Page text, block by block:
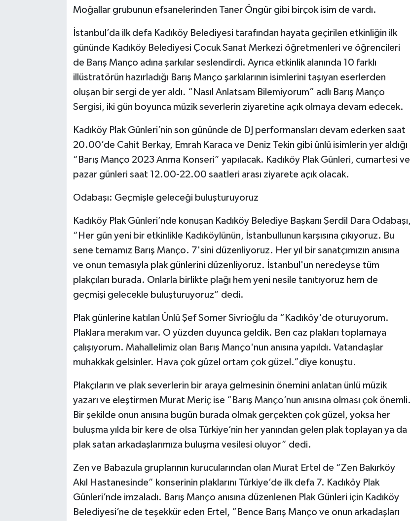
Moğallar grubunun efsanelerinden Taner Öngür gibi birçok isim de vardı.
İstanbul’da ilk defa Kadıköy Belediyesi tarafından hayata geçirilen etkinliğin ilk
gününde Kadıköy Belediyesi Çocuk Sanat Merkezi öğretmenleri ve öğrencileri
de Barış Manço adına şarkılar seslendirdi. Ayrıca etkinlik alanında 10 farklı
illüstratörün hazırladığı Barış Manço şarkılarının isimlerini taşıyan eserlerden
oluşan bir sergi de yer aldı. “Nasıl Anlatsam Bilemiyorum” adlı Barış Manço
Sergisi, iki gün boyunca müzik severlerin ziyaretine açık olmaya devam edecek.
Kadıköy Plak Günleri’nin son gününde de DJ performansları devam ederken saat
20.00’de Cahit Berkay, Emrah Karaca ve Deniz Tekin gibi ünlü isimlerin yer aldığı
“Barış Manço 2023 Anma Konseri” yapılacak. Kadıköy Plak Günleri, cumartesi ve
pazar günleri saat 12.00-22.00 saatleri arası ziyarete açık olacak.
Odabaşı: Geçmişle geleceği buluşturuyoruz
Kadıköy Plak Günleri’nde konuşan Kadıköy Belediye Başkanı Şerdil Dara Odabaşı,
“Her gün yeni bir etkinlikle Kadıköylünün, İstanbullunun karşısına çıkıyoruz. Bu
sene temamız Barış Manço. 7'sini düzenliyoruz. Her yıl bir sanatçımızın anısına
ve onun temasıyla plak günlerini düzenliyoruz. İstanbul'un neredeyse tüm
plakçıları burada. Onlarla birlikte plağı hem yeni nesile tanıtıyoruz hem de
geçmişi gelecekle buluşturuyoruz” dedi.
Plak günlerine katılan Ünlü Şef Somer Sivrioğlu da “Kadıköy'de oturuyorum.
Plaklara merakım var. O yüzden duyunca geldik. Ben caz plakları toplamaya
çalışıyorum. Mahallelimiz olan Barış Manço'nun anısına yapıldı. Vatandaşlar
muhakkak gelsinler. Hava çok güzel ortam çok güzel.”diye konuştu.
Plakçıların ve plak severlerin bir araya gelmesinin önemini anlatan ünlü müzik
yazarı ve eleştirmen Murat Meriç ise “Barış Manço’nun anısına olması çok önemli.
Bir şekilde onun anısına bugün burada olmak gerçekten çok güzel, yoksa her
buluşma yılda bir kere de olsa Türkiye’nin her yanından gelen plak toplayan ya da
plak satan arkadaşlarımıza buluşma vesilesi oluyor” dedi.
Zen ve Babazula gruplarının kurucularından olan Murat Ertel de “Zen Bakırköy
Akıl Hastanesinde” konserinin plaklarını Türkiye’de ilk defa 7. Kadıköy Plak
Günleri’nde imzaladı. Barış Manço anısına düzenlenen Plak Günleri için Kadıköy
Belediyesi’ne de teşekkür eden Ertel, “Bence Barış Manço ve onun arkadaşları